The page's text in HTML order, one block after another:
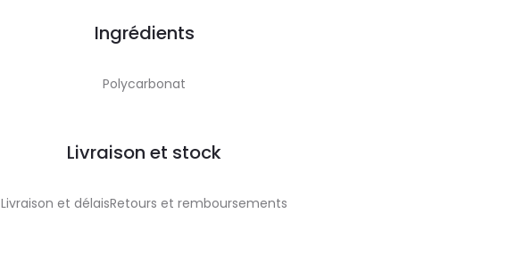
Ingrédients
Polycarbonat
Livraison et stock
Livraison et délaisRetours et remboursements